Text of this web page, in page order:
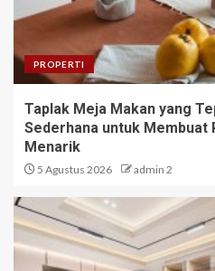
PROPERTI
Taplak Meja Makan yang
Sederhana untuk Membuat
Menarik
5 Agustus 2026 admin 2